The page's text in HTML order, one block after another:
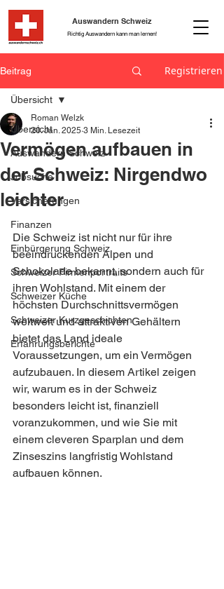
Richtig Auswandern kann man lernen!
Auswandern Schweiz
Beitrag Registrieren
Übersicht
Auswandern Schweiz
Jobsuche
Versicherungen
Finanzen
Einbürgerung Schweiz
Schweizer Firmenportraits
Schweizer Küche
Schweizer Kurzgeschichten
Erfahrungsberichte
Übersicht
Vermögen aufbauen in
der Schweiz: Nirgendwo
leichter
Roman Welzk
20. Jan. 2025 3 Min. Lesezeit
Die Schweiz ist nicht nur für ihre
beeindruckenden Alpen und
Schokolade bekannt, sondern auch für
ihren Wohlstand. Mit einem der
höchsten Durchschnittsvermögen
weltweit und attraktiven Gehältern
bietet das Land ideale
Voraussetzungen, um ein Vermögen
aufzubauen. In diesem Artikel zeigen
wir, warum es in der Schweiz
besonders leicht ist, finanziell
voranzukommen, und wie Sie mit
einem cleveren Sparplan und dem
Zinseszins langfristig Wohlstand
aufbauen können.